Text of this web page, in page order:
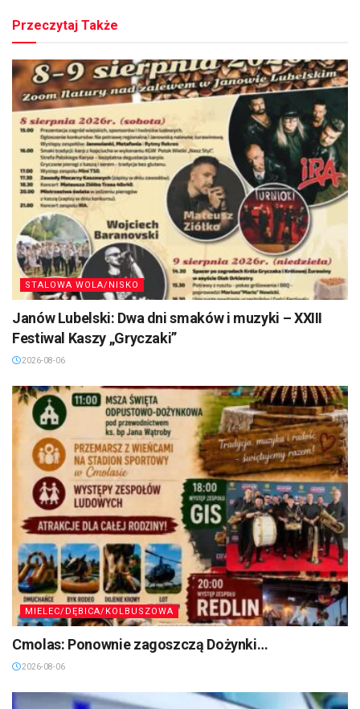
Przeczytaj Także
STALOWA WOLA/NISKO
Janów Lubelski: Dwa dni smaków i muzyki – XXIII
Festiwal Kaszy „Gryczaki”
2026-08-06
MIELEC/DĘBICA/KOLBUSZOWA
Cmolas: Ponownie zagoszczą Dożynki…
2026-08-06